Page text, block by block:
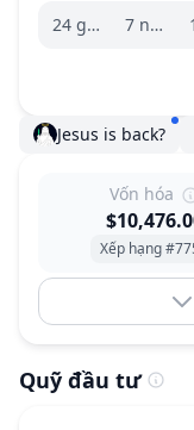
Trình chọn
24 giờ 7 ngày
Jesus is back?
Vốn hóa
Xếp hạng
Quỹ đầu tư